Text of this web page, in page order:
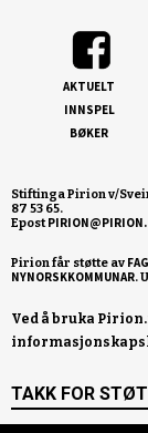
AKTUELT
INNSPEL
BØKER
Stiftinga Pirion v/
87 53 65.
EpostPIRION@PIRION.
Pirion får støtte av
NYNORSKKOMMUNAR
Ved å bruka
TAKK FOR